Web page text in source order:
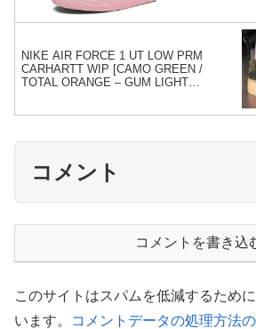
NIKE AIR FORCE 1 UT LOW PRM
CARHARTT WIP [CAMO GREEN /
TOTAL ORANGE – GUM LIGHT
コメント
コメントを書き込
このサイトはスパムを低減するため
います。
コメントデータの処理方法